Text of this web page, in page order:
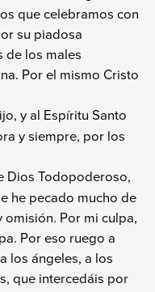
que celebramos con
su piadosa
de los males
Por el mismo Cristo
y al Espíritu Santo
y siempre, por los
Dios Todopoderoso,
he pecado mucho de
Por mi culpa,
Por eso ruego a
los ángeles, a los
que intercedáis por